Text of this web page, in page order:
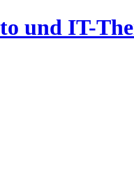
und IT-